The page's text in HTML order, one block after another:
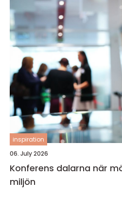
inspiration
06. July 2026
Konferens dalarna när mötet får kraft av
miljön